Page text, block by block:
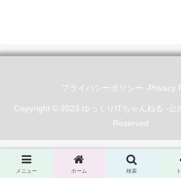
プライバシーポリシー -Privacy
Copyright © 2023 ゆっくりITちゃんねる -公
Reserved.
メニュー ホーム 検索